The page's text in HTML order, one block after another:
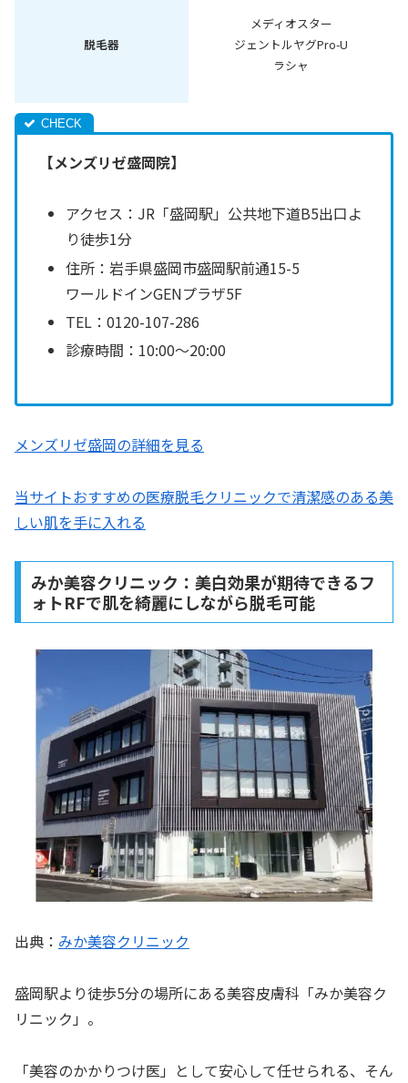
脱毛器
メディオスター
ジェントルヤグPro-U
ラシャ
【メンズリゼ盛岡院】
アクセス：JR「盛岡駅」公共地下道B5出口よ
り徒歩1分
住所：岩手県盛岡市盛岡駅前通15-5
ワールドインGENプラザ5F
TEL：0120-107-286
診療時間：10:00～20:00
メンズリゼ盛岡の詳細を見る
当サイトおすすめの医療脱毛クリニックで清潔感のある美
しい肌を手に入れる
みか美容クリニック：美白効果が期待できるフ
ォトRFで肌を綺麗にしながら脱毛可能
出典： みか美容クリニック
盛岡駅より徒歩5分の場所にある美容皮膚科「みか美容ク
リニック」。
「美容のかかりつけ医」として安心して任せられる、そん